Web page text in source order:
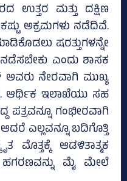
ಉತ್ತರ ಮತ್ತು ದಕ್ಷಿಣ
ಅಕ್ರಮಗಳು ನಡೆದಿವೆ.
ಷರತ್ತುಗಳನ್ನೇ
ಎಂದು ಶಾಸಕ
ನೇರವಾಗಿ ಮುಖ್ಯ
ಆರ್ಥಿಕ ಇಲಾಖೆಯು ಸಹ
ಪತ್ರವನ್ನೂ ಗಂಭೀರವಾಗಿ
ಎಲ್ಲವನ್ನೂ ಬದಿಗೊತ್ತಿ
ಮೊತ್ತಕ್ಕೆ ಆಡಳಿತಾತ್ಮಕ
ಮೈ ಮೇಲೆ